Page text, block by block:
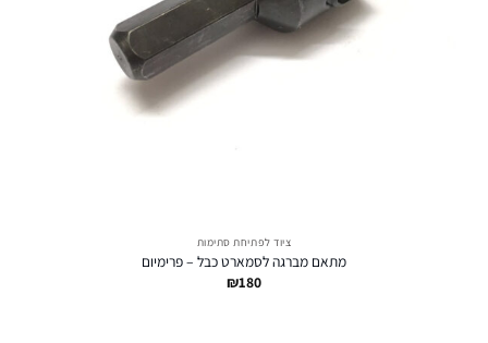
ציוד לפתיחת סתימות
מתאם מברגה לסמארט כבל – פרימיום
₪180